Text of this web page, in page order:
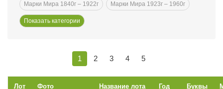
Марки Мира 1840г – 1922г Марки Мира 1923г – 1960г
1 2 3 4 5
Лот Фото Название лота Год Буквы